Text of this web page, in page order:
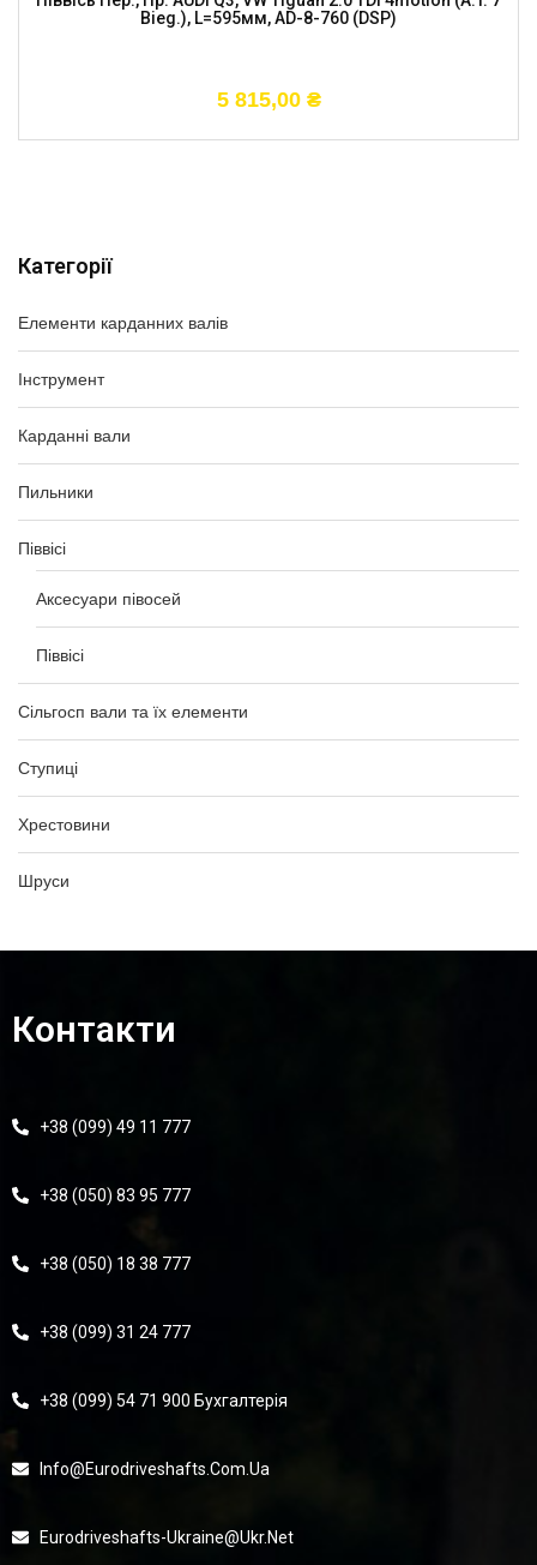
Категорії
Елементи карданних валів
Інструмент
Карданні вали
Пильники
Піввісі
Аксесуари півосей
Піввісі
Сільгосп вали та їх елементи
Ступиці
Хрестовини
Шруси
Bieg.), L=595мм, AD-8-760 (DSP)
5 815,00 ₴
Контакти
+38 (099) 49 11 777
+38 (050) 83 95 777
+38 (050) 18 38 777
+38 (099) 31 24 777
+38 (099) 54 71 900 Бухгалтерія
Info@eurodriveshafts.com.ua
Eurodriveshafts-Ukraine@ukr.net